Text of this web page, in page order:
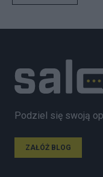
Podziel się swoją
ZAŁÓŻ BLOG